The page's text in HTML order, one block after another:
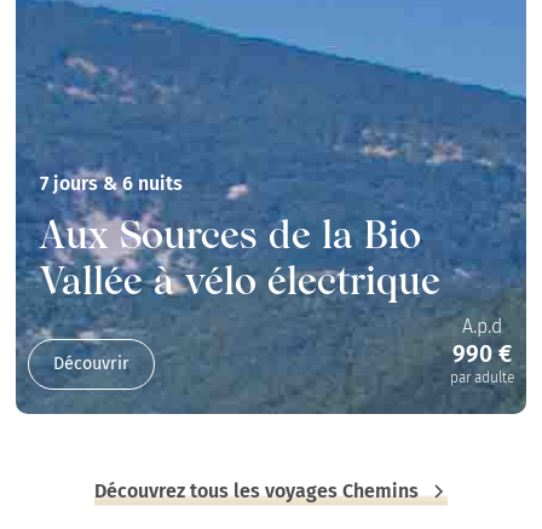
7 jours & 6 nuits
Aux Sources de la Bio
Vallée à vélo électrique
Découvrir
A.p.d
990 €
par adulte
Découvrez tous les voyages Chemins